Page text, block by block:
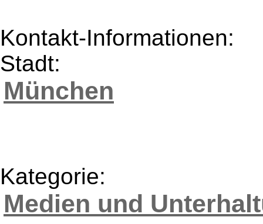
Kontakt-Informationen:
Stadt:
München
Kategorie:
Medien und